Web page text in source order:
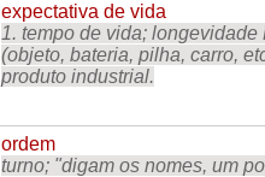
expectativa de vida
1. tempo de vida;
(objeto, bateria, pilha, carro,
produto industrial.
ordem
turno; "digam os nomes, um